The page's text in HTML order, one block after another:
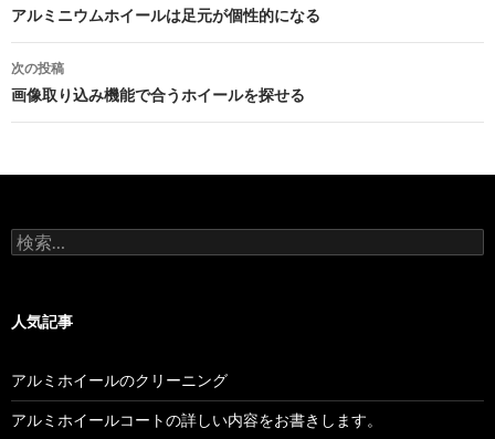
稿
ナ
ビ
ゲ
ー
ョ
アルミニウムホイールは足元が個性的になる
次の投稿
画像取り込み機能で合うホイールを探せる
検
索:
人気記事
アルミホイールのクリーニング
アルミホイールコートの詳しい内容をお書きします。